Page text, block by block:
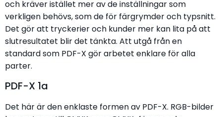
och kräver istället mer av de inställningar som
verkligen behövs, som de för färgrymder och typsnitt.
Det gör att tryckerier och kunder mer kan lita på att
slutresultatet blir det tänkta. Att utgå från en
standard som PDF-X gör arbetet enklare för alla
parter.
PDF-X 1a
Det här är den enklaste formen av PDF-X. RGB-bilder